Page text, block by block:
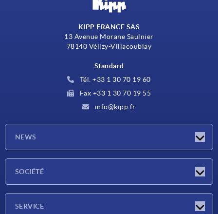
KIPP FRANCE SAS
13 Avenue Morane Saulnier
78140 Vélizy-Villacoublay
Standard
Tél. +33 1 30 70 19 60
Fax +33 1 30 70 19 55
info@kipp.fr
NEWS
SOCIÉTÉ
SERVICE